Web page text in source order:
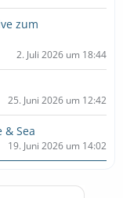
zum
2. Juli 2026 um 18:44
25. Juni 2026 um 12:42
& Sea
19. Juni 2026 um 14:02